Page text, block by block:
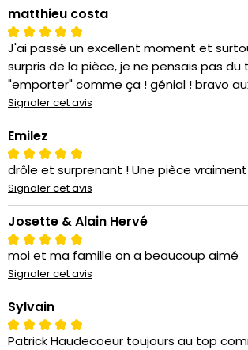
matthieu costa
J'ai passé un excellent moment et
surpris de la pièce, je ne pensais pas
"emporter" comme ça ! génial ! bravo
Signaler cet avis
Emilez
drôle et surprenant ! Une pièce
Signaler cet avis
Josette & Alain Hervé
moi et ma famille on a beaucoup aimé
Signaler cet avis
Sylvain
Patrick Haudecoeur toujours au top